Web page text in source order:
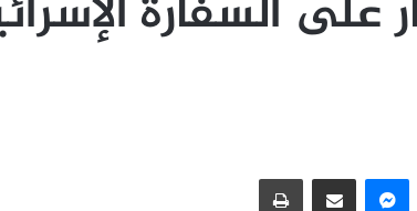
على السفارة
ماسنجر مشاركة عبر البريد طباعة